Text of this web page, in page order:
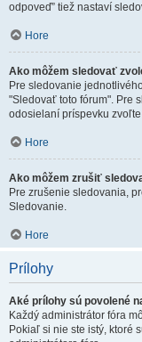
odpoveď” tiež nastaví
Hore
Ako môžem sledovať
Pre sledovanie
"Sledovať toto fórum". Pre
odosielaní príspevku
Hore
Ako môžem zrušiť
Pre zrušenie sledovania,
Sledovanie.
Hore
Prílohy
Aké prílohy sú povolené
Každý administrátor fóra
Pokiaľ si nie ste istý, ktoré